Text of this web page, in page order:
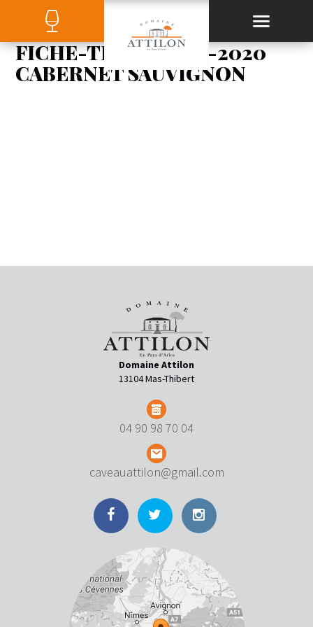
FICHE-TECHNIQUE-2020
CABERNET SAUVIGNON
Domaine Attilon
13104 Mas-Thibert
04 90 98 70 04
caveauattilon@gmail.com